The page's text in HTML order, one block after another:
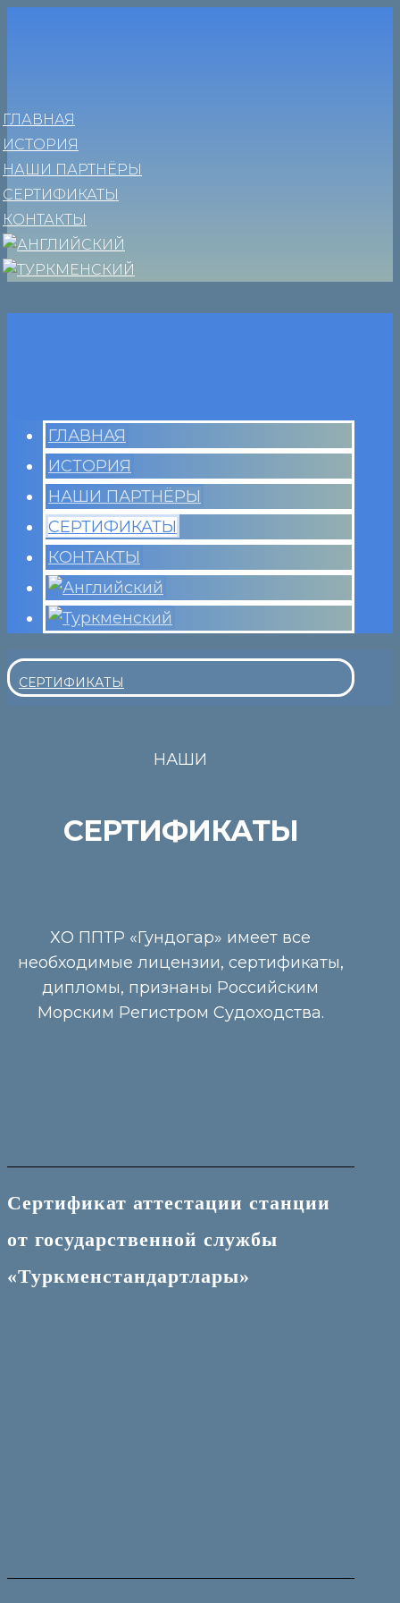
ГЛАВНАЯ
ИСТОРИЯ
НАШИ ПАРТНЁРЫ
СЕРТИФИКАТЫ
КОНТАКТЫ
ГЛАВНАЯ
ИСТОРИЯ
НАШИ ПАРТНЁРЫ
СЕРТИФИКАТЫ
КОНТАКТЫ
СЕРТИФИКАТЫ
НАШИ
СЕРТИФИКАТЫ
ХО ППТР «Гундогар» имеет все
необходимые лицензии, сертификаты,
дипломы, признаны Российским
Морским Регистром Судоходства.
Сертификат аттестации станции
от государственной службы
«Туркменстандартлары»